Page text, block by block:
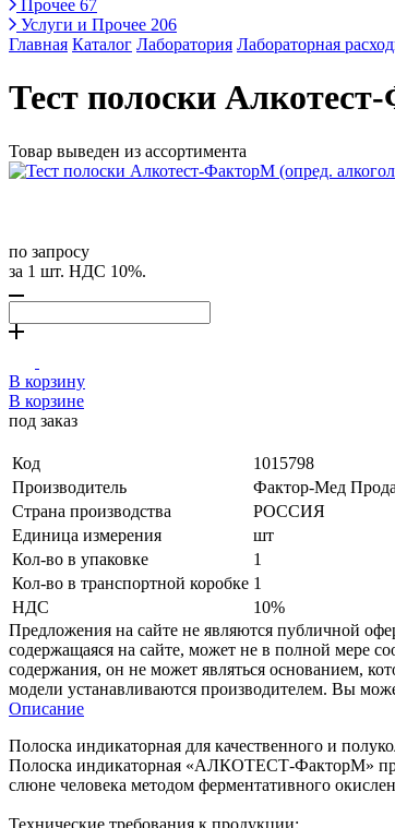
Прочее 67
Услуги и Прочее 206
Главная Каталог Лаборатория Лабораторная
Тест полоски
Товар выведен из ассортимента
по запросу
за 1 шт. НДС 10%.
В корзину
В корзине
под заказ
Код
1015798
Производитель
Фактор-Мед
Страна производства
РОССИЯ
Единица измерения
шт
Кол-во в упаковке
1
Кол-во в транспортной коробке 1
НДС
10%
Предложения на сайте не являются публичной
содержащаяся на сайте, может не в полной мере
содержания, он не может являться основанием,
модели устанавливаются производителем. Вы
Описание
Полоска индикаторная для качественного и
Полоска индикаторная «АЛКОТЕСТ-ФакторМ»
слюне человека методом ферментативного
Технические требования к продукции: